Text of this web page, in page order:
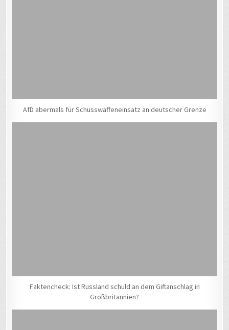
AfD abermals für Schusswaffeneinsatz an deutscher Grenze
Faktencheck: Ist Russland schuld an dem Giftanschlag in
Großbritannien?